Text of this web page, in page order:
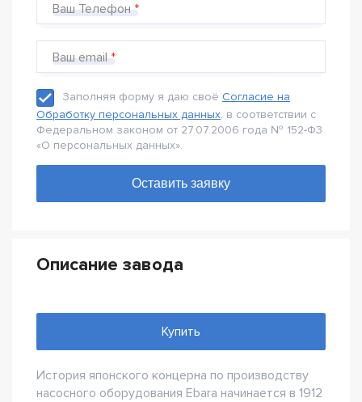
Ваш Телефон
Ваш email
Заполняя форму я даю своё Согласие на
Обработку персональных данных, в соответствии с
Федеральном законом от 27.07.2006 года № 152-Ф3
«О персональных данных».
Описание завода
Купить
История японского концерна по производству
насосного оборудования Ebara начинается в 1912